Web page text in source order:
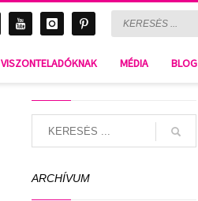
VISZONTELADÓKNAK MÉDIA BLOG
Harbour Island Kids-B-
ARCHÍVUM